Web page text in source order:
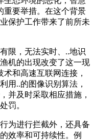
重要举措。在这个背景
保护工作带来了前所未
限，无法实时、..地识
机的出现改变了这一现
和高速互联网连接，
用..的图像识别算法，
并及时采取相应措施，
罚。
为进行拦截外，还具备
效率和可持续性。例